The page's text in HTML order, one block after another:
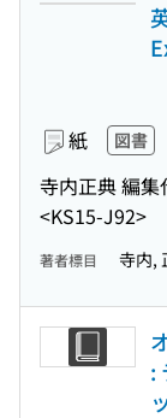
紙 図書
寺内正典 編集
<KS15-J92>
著者標目 寺内,
: